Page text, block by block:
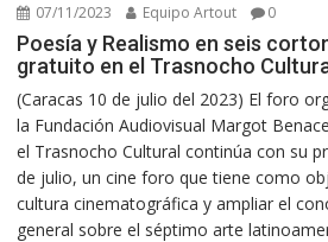
07/11/2023 Equipo Artout 0
Poesía y Realismo en seis
gratuito en el Trasnocho
(Caracas 10 de julio del 2023) El foro
la Fundación Audiovisual Margot
el Trasnocho Cultural continúa con su
de julio, un cine foro que tiene como
cultura cinematográfica y ampliar el
general sobre el séptimo arte